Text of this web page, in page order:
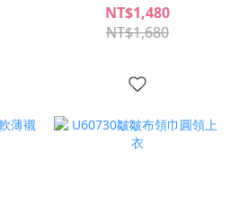
NT$1,480
NT$1,680